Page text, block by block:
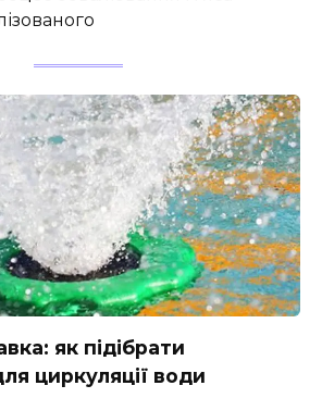
як підібрати
циркуляції води